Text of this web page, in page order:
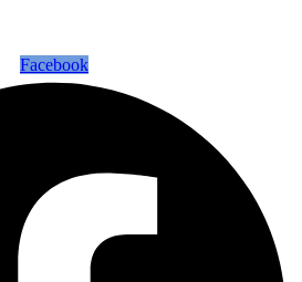
Facebook